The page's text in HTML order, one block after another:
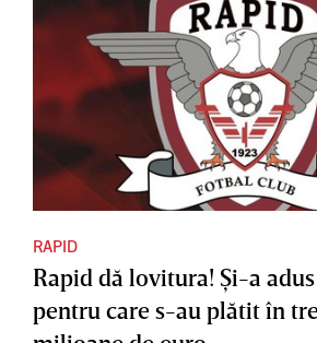
RAPID
Rapid dă lovitura! Şi-a
pentru care s-au plătit în